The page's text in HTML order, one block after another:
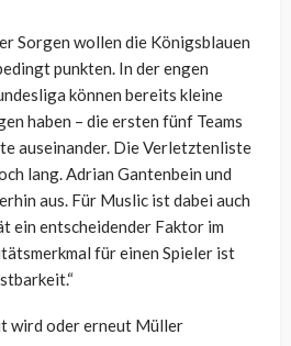
Sorgen wollen die Königsblauen
punkten. In der engen
können bereits kleine
haben – die ersten fünf Teams
auseinander. Die Verletztenliste
lang. Adrian Gantenbein und
aus. Für Muslic ist dabei auch
ein entscheidender Faktor im
für einen Spieler ist
wird oder erneut Müller